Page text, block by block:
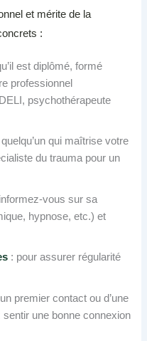
et mérite de la
:
est diplômé, formé
professionnel
psychothérapeute
qui maîtrise votre
du trauma pour un
vous sur sa
hypnose, etc.) et
: pour assurer régularité
premier contact ou d’une
une bonne connexion